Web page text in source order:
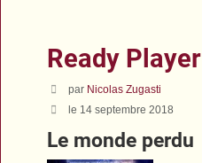
Ready
par Nicolas Zugasti
le 14 septembre 2018
Le monde perdu